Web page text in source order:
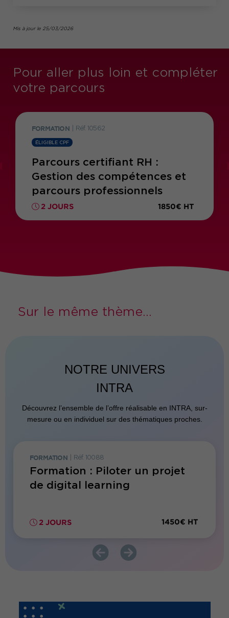
Mis à jour le 25/03/2026
Pour aller plus loin et compléter
votre parcours
FORMATION Réf. 10562
ÉLIGIBLE CPF
Parcours certifiant RH :
Gestion des compétences et
parcours professionnels
2 JOURS 1850€ HT
Sur le même thème...
NOTRE UNIVERS
INTRA
Découvrez l’ensemble de l’offre réalisable en INTRA, sur-
mesure ou en individuel sur des thématiques proches.
FORMATION Réf. 10088
Formation : Piloter un projet
de digital learning
2 JOURS 1450€ HT